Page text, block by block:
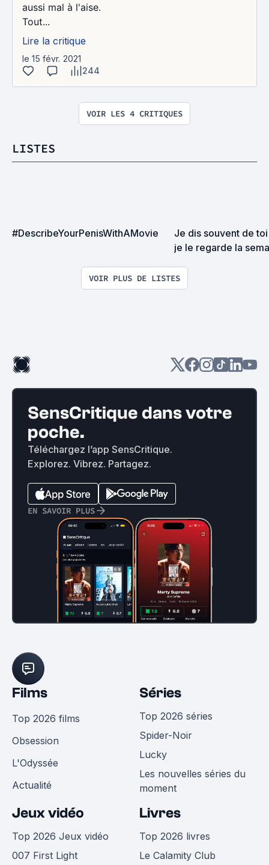
aussi mal à l'aise.
Tout...
Lire la critique
le 15 févr. 2021
244
VOIR LES 4 CRITIQUES
LISTES
#DescribeYourPenisWithAMovie
Je dis souvent de
je le regarde la
VOIR PLUS DE LISTES
SensCritique dans votre
poche.
Téléchargez l’app SensCritique.
Explorez. Vibrez. Partagez.
EN SAVOIR PLUS
Films
Top 2026 films
Obsession
L'Odyssée
Actualité
Séries
Top 2026 séries
Spider-Noir
Lucky
Les nouvelles séries du
moment
Jeux vidéo
Top 2026 Jeux vidéo
007 First Light
Livres
Top 2026 livres
Le Calamity Club